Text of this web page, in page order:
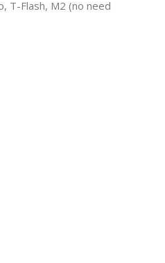
T-Flash, M2 (no need